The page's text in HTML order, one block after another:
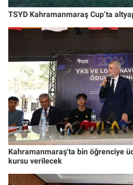
TSYD Kahramanmaraş Cup’ta
Kahramanmaraş'ta bin öğrenciye
kursu verilecek